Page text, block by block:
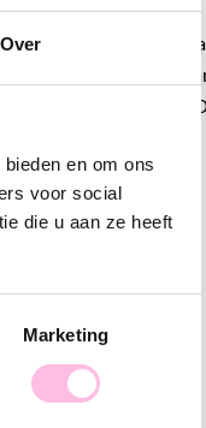
Over
en om ons
voor social
die u aan ze heeft
Marketing
met of zonder
combineren met onze
fan van less is more?